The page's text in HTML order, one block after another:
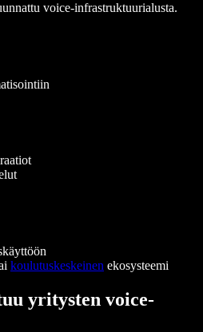
voice-infrastruktuurialusta.
koulutuskeskeinen ekosysteemi
yritysten voice-